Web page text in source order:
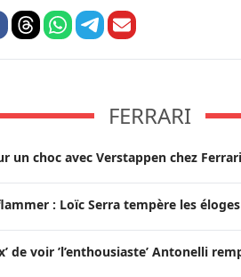
FERRARI
un choc avec Verstappen chez Ferrari
: Loïc Serra tempère les
de voir ’l’enthousiaste’ Antonelli